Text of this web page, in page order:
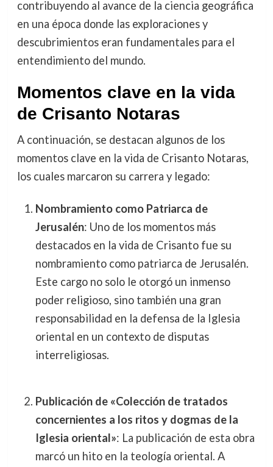
contribuyendo al avance de la ciencia geográfica
en una época donde las exploraciones y
descubrimientos eran fundamentales para el
entendimiento del mundo.
Momentos clave en la vida
de Crisanto Notaras
A continuación, se destacan algunos de los
momentos clave en la vida de Crisanto Notaras,
los cuales marcaron su carrera y legado:
Nombramiento como Patriarca de
Jerusalén: Uno de los momentos más
destacados en la vida de Crisanto fue su
nombramiento como patriarca de Jerusalén.
Este cargo no solo le otorgó un inmenso
poder religioso, sino también una gran
responsabilidad en la defensa de la Iglesia
oriental en un contexto de disputas
interreligiosas.
Publicación de «Colección de tratados
concernientes a los ritos y dogmas de la
Iglesia oriental»: La publicación de esta obra
marcó un hito en la teología oriental. A